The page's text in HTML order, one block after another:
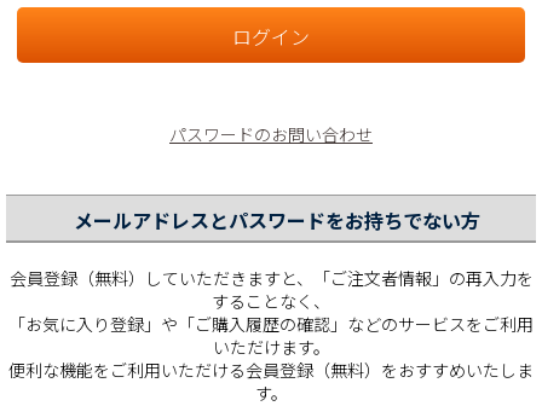
i
n
パスワードのお問い合わせ
メールアドレスとパスワードをお持ちでない方
会員登録（無料）していただきますと、「ご注文者情報」の再入力を
することなく、
「お気に入り登録」や「ご購入履歴の確認」などのサービスをご利用
いただけます。
便利な機能をご利用いただける会員登録（無料）をおすすめいたしま
す。